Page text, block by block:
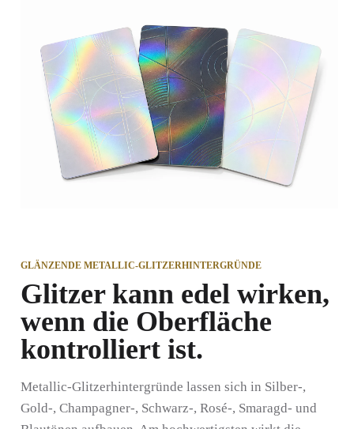
GLÄNZENDE METALLIC-GLITZERHINTERGRÜNDE
Glitzer kann edel wirken,
wenn die Oberfläche
kontrolliert ist.
Metallic-Glitzerhintergründe lassen sich in Silber-,
Gold-, Champagner-, Schwarz-, Rosé-, Smaragd- und